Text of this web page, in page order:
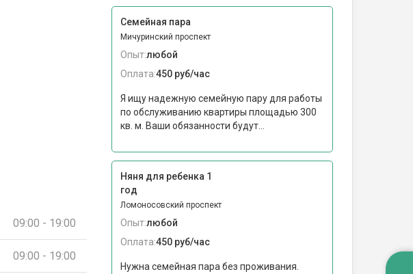
09:00 - 19:00
09:00 - 19:00
Семейная пара
Мичуринский проспект
Опыт:любой
Оплата:450 руб/час
Я ищу надежную семейную пару для работы
по обслуживанию квартиры площадью 300
кв. м. Ваши обязанности будут...
Няня для ребенка 1
год
Ломоносовский проспект
Опыт:любой
Оплата:450 руб/час
Нужна семейная пара без проживания.